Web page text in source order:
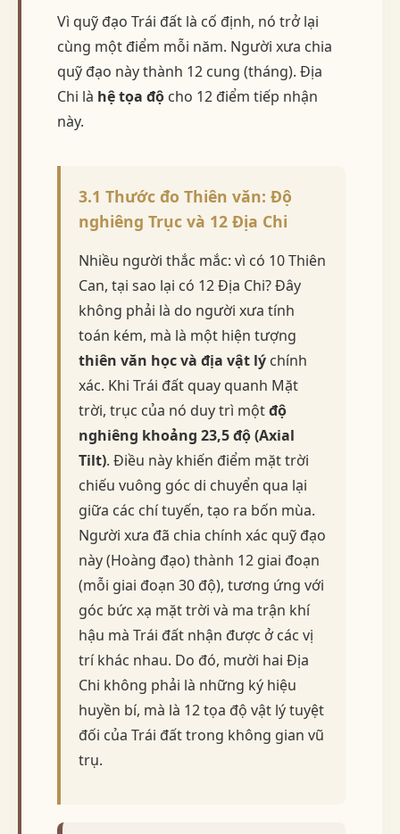
Vì quỹ đạo Trái đất là cố định, nó trở lại
cùng một điểm mỗi năm. Người xưa chia
quỹ đạo này thành 12 cung (tháng). Địa
Chi là hệ tọa độ cho 12 điểm tiếp nhận
này.
3.1 Thước đo Thiên văn: Độ
nghiêng Trục và 12 Địa Chi
Nhiều người thắc mắc: vì có 10 Thiên
Can, tại sao lại có 12 Địa Chi? Đây
không phải là do người xưa tính
toán kém, mà là một hiện tượng
thiên văn học và địa vật lý chính
xác. Khi Trái đất quay quanh Mặt
trời, trục của nó duy trì mộtđộ
nghiêng khoảng 23,5 độ (Axial
Tilt). Điều này khiến điểm mặt trời
chiếu vuông góc di chuyển qua lại
giữa các chí tuyến, tạo ra bốn mùa.
Người xưa đã chia chính xác quỹ đạo
này (Hoàng đạo) thành 12 giai đoạn
(mỗi giai đoạn 30 độ), tương ứng với
góc bức xạ mặt trời và ma trận khí
hậu mà Trái đất nhận được ở các vị
trí khác nhau. Do đó, mười hai Địa
Chi không phải là những ký hiệu
huyền bí, mà là 12 tọa độ vật lý tuyệt
đối của Trái đất trong không gian vũ
trụ.